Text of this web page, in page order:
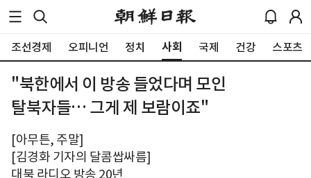
조선경제 오피니언 정치 사회 국제 건강 스포츠
"북한에서 이 방송 들었다며 모인
탈북자들… 그게 제 보람이죠"
[아무튼, 주말]
[김경화 기자의 달콤쌉싸름]
대북 라디오 방송 20년